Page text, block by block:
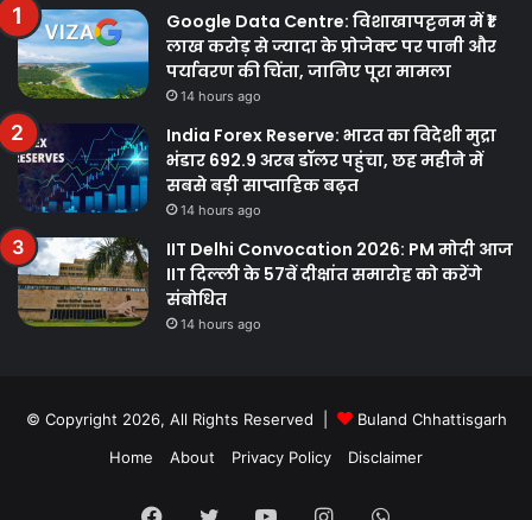
Google Data Centre: विशाखापट्टनम में ₹1
लाख करोड़ से ज्यादा के प्रोजेक्ट पर पानी और
पर्यावरण की चिंता, जानिए पूरा मामला
14 hours ago
India Forex Reserve: भारत का विदेशी मुद्रा
भंडार 692.9 अरब डॉलर पहुंचा, छह महीने में
सबसे बड़ी साप्ताहिक बढ़त
14 hours ago
IIT Delhi Convocation 2026: PM मोदी आज
IIT दिल्ली के 57वें दीक्षांत समारोह को करेंगे
संबोधित
14 hours ago
© Copyright 2026, All Rights Reserved |
Buland Chhattisgarh
Home
About Privacy Policy Disclaimer